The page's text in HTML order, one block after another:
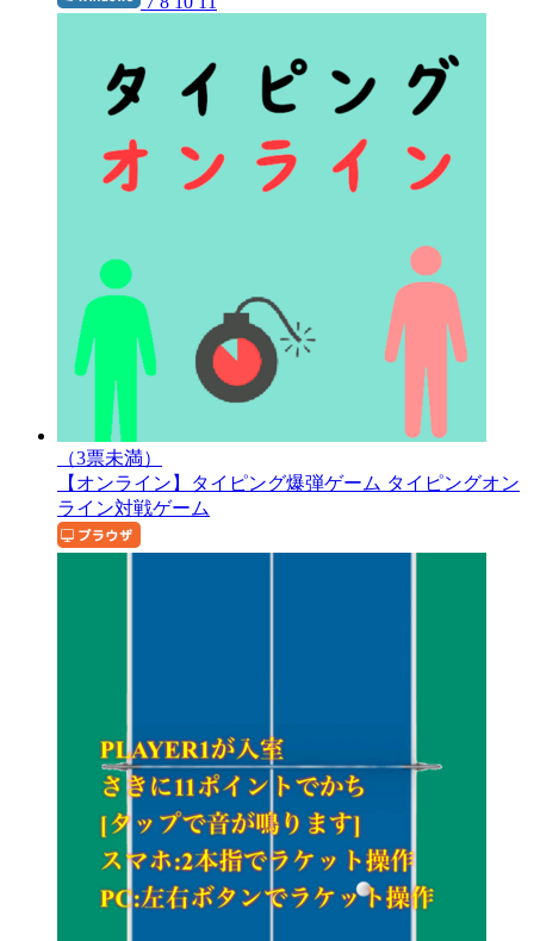
（3票未満）
【オンライン】タイピング爆弾ゲーム タイピングオン
ライン対戦ゲーム